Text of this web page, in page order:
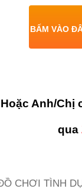
BẤM VÀO
Hoặc Anh/Chị
qua
CHƠI TÌNH